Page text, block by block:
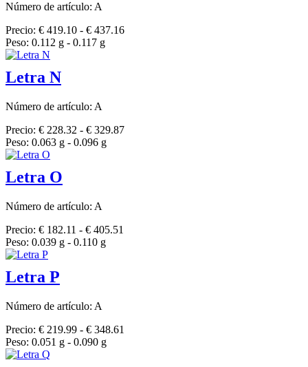
Número de artículo: A
Precio: € 419.10 - € 437.16
Peso: 0.112 g - 0.117 g
Letra N
Número de artículo: A
Precio: € 228.32 - € 329.87
Peso: 0.063 g - 0.096 g
Letra O
Número de artículo: A
Precio: € 182.11 - € 405.51
Peso: 0.039 g - 0.110 g
Letra P
Número de artículo: A
Precio: € 219.99 - € 348.61
Peso: 0.051 g - 0.090 g